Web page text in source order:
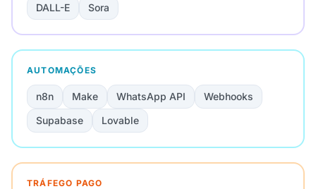
DALL-E
Sora
AUTOMAÇÕES
n8n Make WhatsApp API
Webhooks
Supabase
Lovable
TRÁFEGO PAGO